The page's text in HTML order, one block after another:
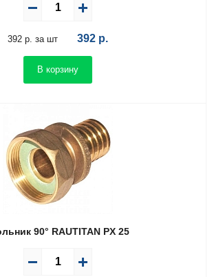
392 р. за шт 392 р.
В корзину
90° RAUTITAN PX 25